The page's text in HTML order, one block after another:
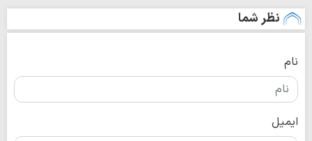
نظر شما
نام
ایمیل